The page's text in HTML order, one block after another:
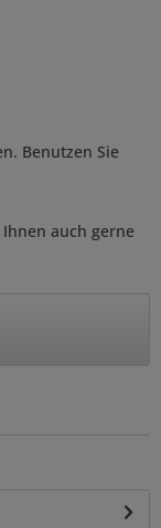
Benutzen Sie
auch gerne